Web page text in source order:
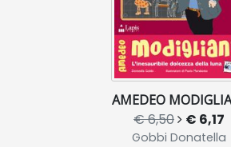
AMEDEO
€ 6,50 € 6,17
Gobbi Donatella